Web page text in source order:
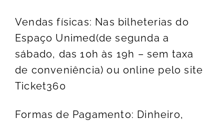
Vendas físicas: Nas bilheterias do
Espaço Unimed(de segunda a
sábado, das 10h às 19h – sem taxa
de conveniência) ou online pelo site
Ticket360
Formas de Pagamento: Dinheiro,